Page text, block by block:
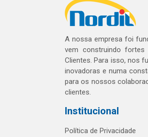
A nossa empresa foi
vem construindo fortes
Clientes. Para isso, nos
inovadoras e numa
para os nossos
clientes.
Institucional
Política de Privacidade